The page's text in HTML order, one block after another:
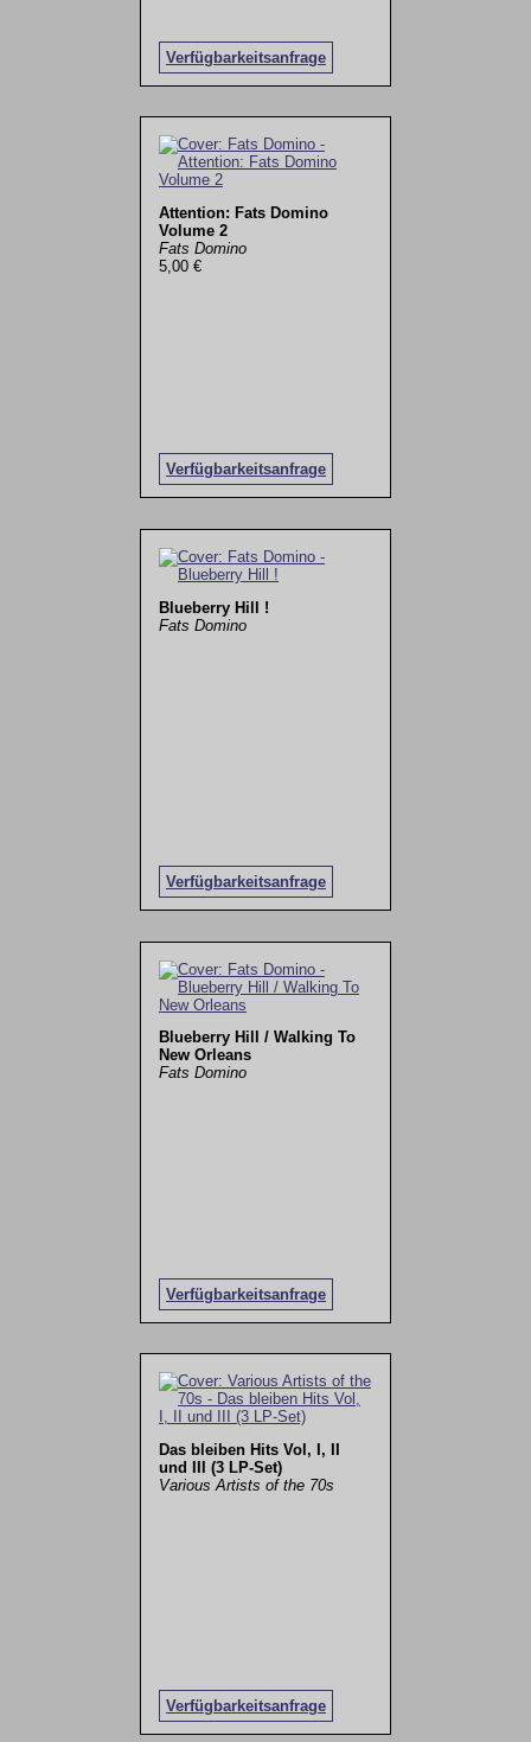
Verfügbarkeitsanfrage
Attention: Fats Domino
Volume 2
Fats Domino
5,00 €
Verfügbarkeitsanfrage
Blueberry Hill !
Fats Domino
Verfügbarkeitsanfrage
Blueberry Hill / Walking To
New Orleans
Fats Domino
Verfügbarkeitsanfrage
Das bleiben Hits Vol, I, II
und III (3 LP-Set)
Various Artists of the 70s
Verfügbarkeitsanfrage